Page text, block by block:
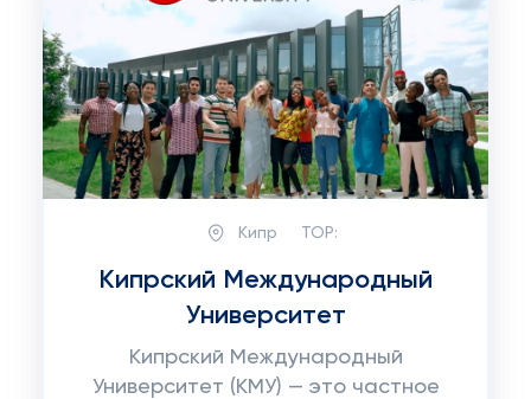
Кипр TOP:
Кипрский Международный
Университет
Кипрский Международный
Университет (КМУ) — это частное